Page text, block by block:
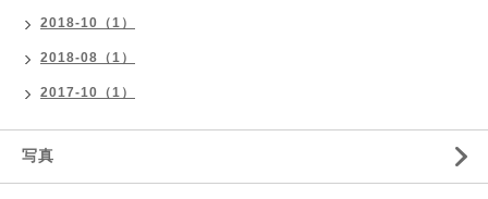
2018-10（1）
2018-08（1）
2017-10（1）
写真